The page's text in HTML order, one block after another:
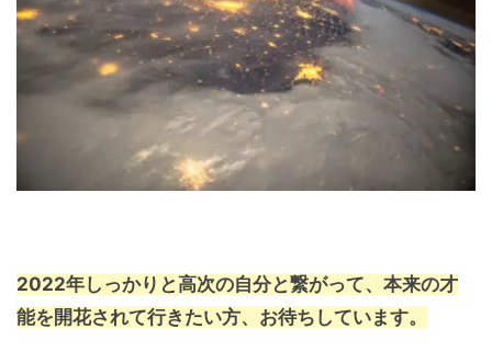
2022年しっかりと高次の自分と繋がって、本来の才
能を開花されて行きたい方、お待ちしています。